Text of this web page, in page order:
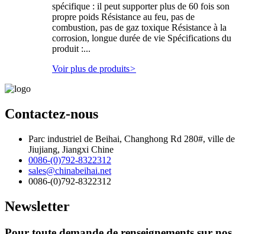
spécifique : il peut supporter plus de 60 fois son
propre poids Résistance au feu, pas de
combustion, pas de gaz toxique Résistance à la
corrosion, longue durée de vie Spécifications du
produit :...
Voir plus de produits>
Contactez-nous
Parc industriel de Beihai, Changhong Rd 280#, ville de
Jiujiang, Jiangxi Chine
0086-(0)792-8322312
sales@chinabeihai.net
0086-(0)792-8322312
Newsletter